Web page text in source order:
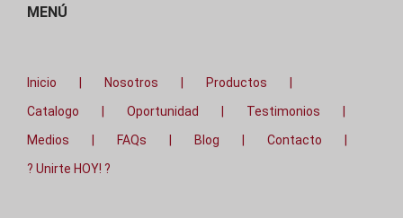
MENÚ
Inicio Nosotros
Productos
Catalogo
Oportunidad
Testimonios
Medios
FAQs Blog
Contacto
? Unirte HOY! ?